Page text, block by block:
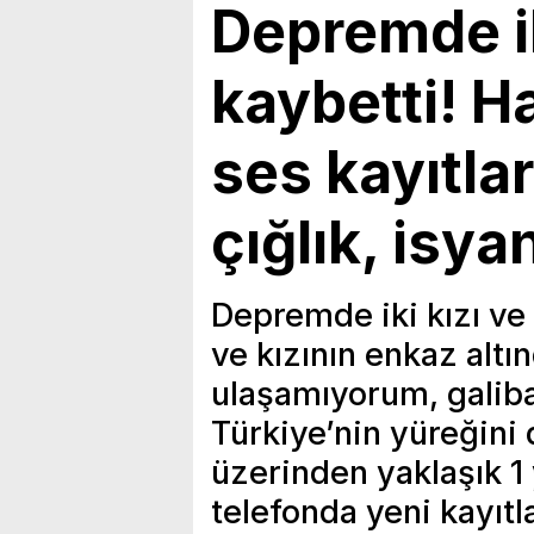
Depremde
kaybetti!
ses
çığlık,
Depremde iki kızı
ve kızının enkaz
ulaşamıyorum,
Türkiye’nin yüreğini
üzerinden yaklaşık 1
telefonda yeni